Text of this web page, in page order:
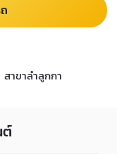
สาขาลำลูกกา